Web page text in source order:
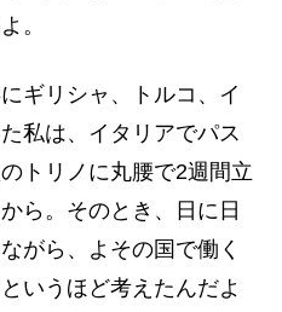
。
ギリシャ、トルコ、イ
私は、イタリアでパス
トリノに丸腰で2週間立
ら。そのとき、日に日
がら、よその国で働く
いうほど考えたんだよ